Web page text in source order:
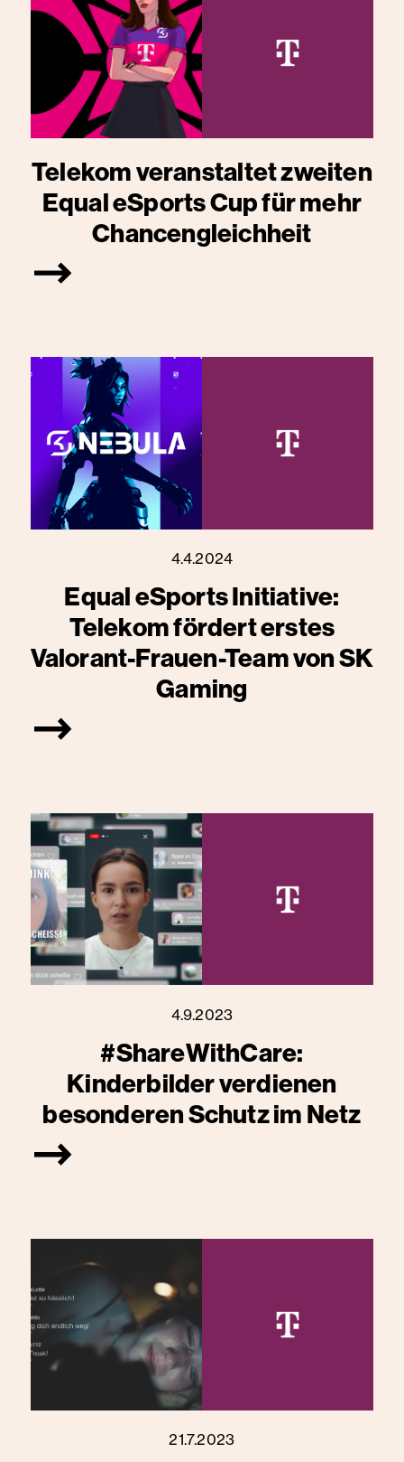
Telekom veranstaltet zweiten
Equal eSports Cup für mehr
Chancengleichheit
4.4.2024
Equal eSports Initiative:
Telekom fördert erstes
Valorant-Frauen-Team von SK
Gaming
4.9.2023
#ShareWithCare:
Kinderbilder verdienen
besonderen Schutz im Netz
21.7.2023